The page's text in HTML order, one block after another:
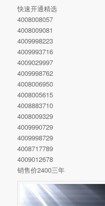
快速开通精选
4008008057
4008009081
4009998223
4009993716
4009029997
4009998762
4008006950
4008005615
4008883710
4008009329
4009990729
4009998729
4008717789
4009012678
销售价2400三年